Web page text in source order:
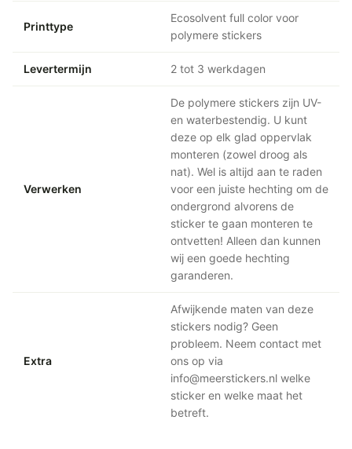
Printtype
Ecosolvent full color voor
polymere stickers
Levertermijn 2 tot 3 werkdagen
Verwerken
De polymere stickers zijn UV-
en waterbestendig. U kunt
deze op elk glad oppervlak
monteren (zowel droog als
nat). Wel is altijd aan te raden
voor een juiste hechting om de
ondergrond alvorens de
sticker te gaan monteren te
ontvetten! Alleen dan kunnen
wij een goede hechting
garanderen.
Extra
Afwijkende maten van deze
stickers nodig? Geen
probleem. Neem contact met
ons op via
info@meerstickers.nl welke
sticker en welke maat het
betreft.